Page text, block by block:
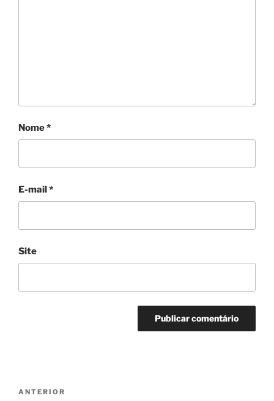
Nome*
E-mail*
Site
Post
ANTERIOR